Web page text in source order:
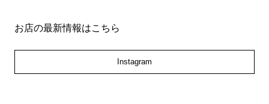
お店の最新情報はこちら
Instagram